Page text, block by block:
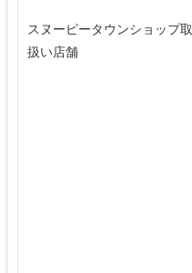
スヌーピータウンショップ取
扱い店舗